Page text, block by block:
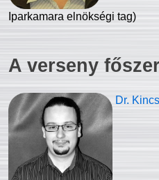
Iparkamara elnökségi tag)
A verseny
Dr.